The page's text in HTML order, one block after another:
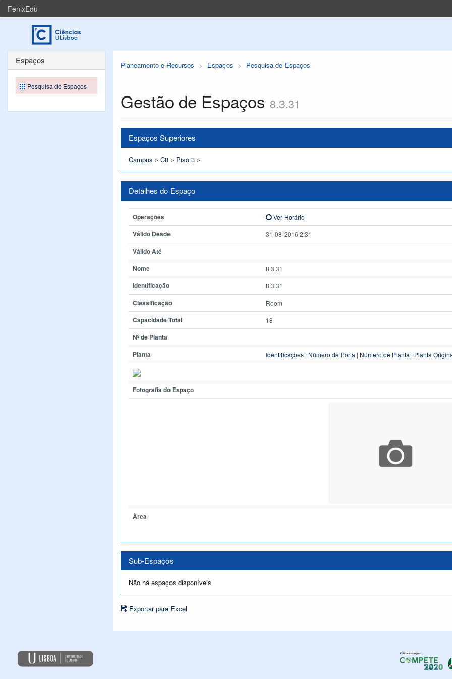
FenixEdu
Planeamento e Recursos Espaços Pesquisa de Espaços
Gestão de Espaços 8.3.31
Espaços Superiores
Campus » C8 » Piso 3 »
Detalhes do Espaço
Operações Ver Horário
Válido Desde 31-08-2016 2:31
Válido Até
Nome
8.3.31
Identificação 8.3.31
Classificação Room
Capacidade Total 18
Nº de Planta
Planta
Identificações | Número de Porta | Número de Planta | Planta
Fotografia do Espaço
Àrea
Sub-Espaços
Não há espaços disponíveis
Exportar para Excel
Espaços
Pesquisa de Espaços